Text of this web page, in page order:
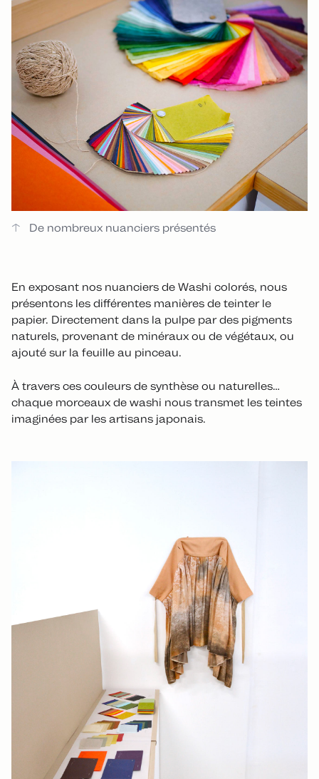
De nombreux nuanciers présentés
En exposant nos nuanciers de Washi colorés, nous
présentons les différentes manières de teinter le
papier. Directement dans la pulpe par des pigments
naturels, provenant de minéraux ou de végétaux, ou
ajouté sur la feuille au pinceau.
À travers ces couleurs de synthèse ou naturelles…
chaque morceaux de washi nous transmet les teintes
imaginées par les artisans japonais.